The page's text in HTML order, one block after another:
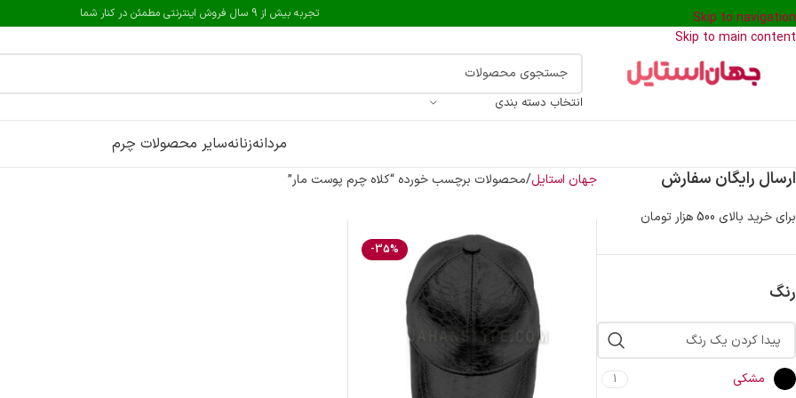
Skip to navigation
Skip to main content
تجربه بیش از 9 سال فروش اینترنتی مطمئن در کنار شما
انتخاب دسته بندی
مردانهزنانهسایر محصولات چرم
ارسال رایگان سفارش
برای خرید بالای 500 هزار تومان
رنگ
مشکی 1
جهان استایل محصولات برچسب خورده “کلاه چرم پوست مار”
-35%